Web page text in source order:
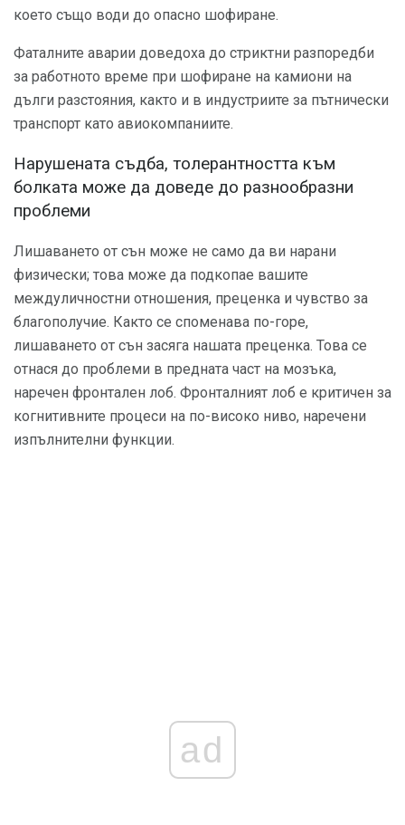
което също води до опасно шофиране.
Фаталните аварии доведоха до стриктни разпоредби
за работното време при шофиране на камиони на
дълги разстояния, както и в индустриите за пътнически
транспорт като авиокомпаниите.
Нарушената съдба, толерантността към
болката може да доведе до разнообразни
проблеми
Лишаването от сън може не само да ви нарани
физически; това може да подкопае вашите
междуличностни отношения, преценка и чувство за
благополучие. Както се споменава по-горе,
лишаването от сън засяга нашата преценка. Това се
отнася до проблеми в предната част на мозъка,
наречен фронтален лоб. Фронталният лоб е критичен за
когнитивните процеси на по-високо ниво, наречени
изпълнителни функции.
ad